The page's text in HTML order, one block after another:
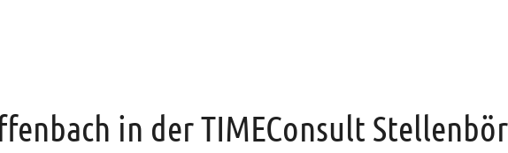
in der TIMEConsult